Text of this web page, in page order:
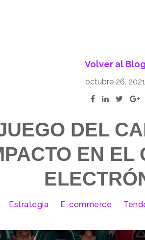
Volver al Blog
octubre 26, 2021
DEL
EN EL
Estrategia E-commerce